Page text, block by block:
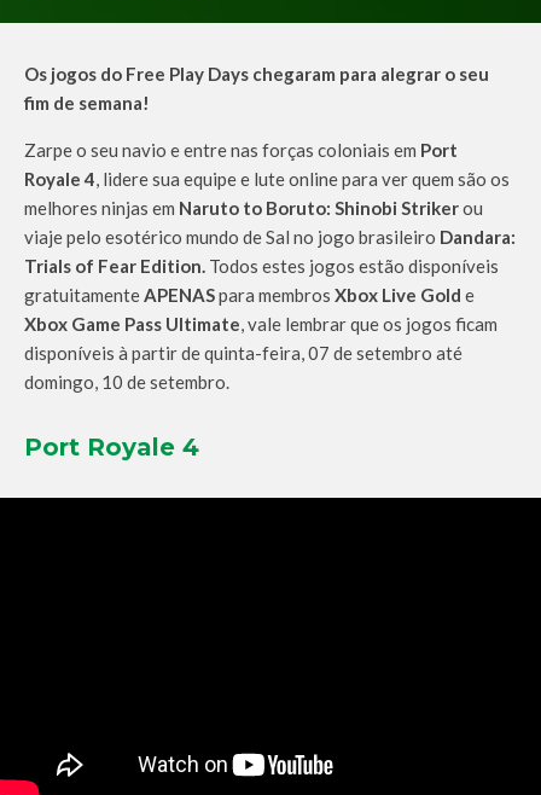
Os jogos do Free Play Days chegaram para alegrar o seu
fim de semana!
Zarpe o seu navio e entre nas forças coloniais em Port
Royale 4, lidere sua equipe e lute online para ver quem são os
melhores ninjas em Naruto to Boruto: Shinobi Strikerou
viaje pelo esotérico mundo de Sal no jogo brasileiro Dandara:
Trials of Fear Edition. Todos estes jogos estão disponíveis
gratuitamenteAPENASpara membros Xbox Live Gold e
Xbox Game Pass Ultimate, vale lembrar que os jogos ficam
disponíveis à partir de quinta-feira, 07 de setembro até
domingo, 10 de setembro.
Port Royale 4